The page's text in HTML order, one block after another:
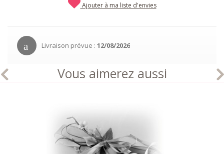
Ajouter à ma liste d'envies
Livraison prévue : 12/08/2026
Vous aimerez aussi